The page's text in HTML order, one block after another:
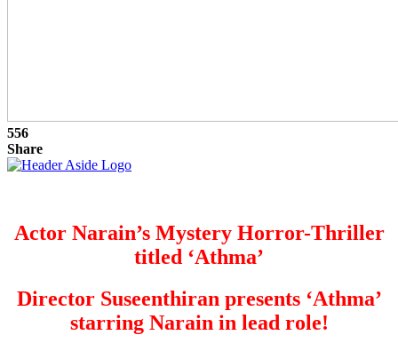
556
Share
Actor Narain’s Mystery Horror-Thriller
titled ‘Athma’
Director Suseenthiran presents ‘Athma’
starring Narain in lead role!